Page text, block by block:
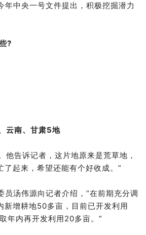
年中央一号文件提出，积极挖掘潜力
?
云南、甘肃5地
告诉记者，这片地原来是荒草地，
起来，希望还能有个好收成。”
汤伟源向记者介绍，“在前期充分调
增耕地50多亩，目前已开发利用
年内再开发利用20多亩。”